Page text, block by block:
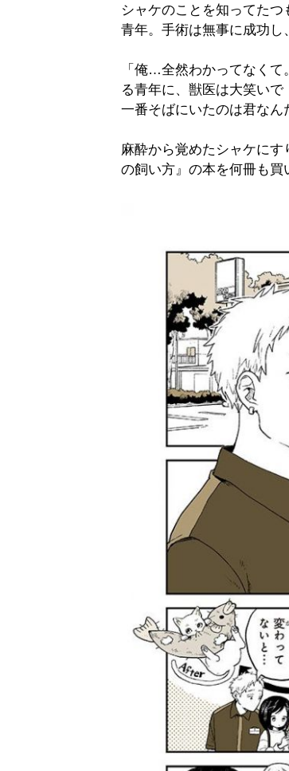
シャケのことを知ってた
青年。手術は無事に成功し
「俺…全然わかってなく
る青年に、獣医は大笑いで
一番そばにいたのは君なん
麻酔から覚めたシャケに
の飼い方』の本を何冊も買